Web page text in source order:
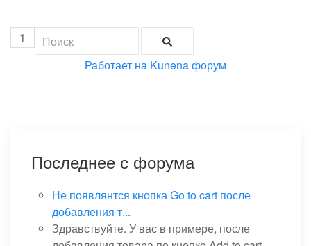
1
Работает на Kunena форум
Последнее с форума
Не появлянтся кнопка Go to cart после
добавления т...
Здравствуйте. У вас в примере, после